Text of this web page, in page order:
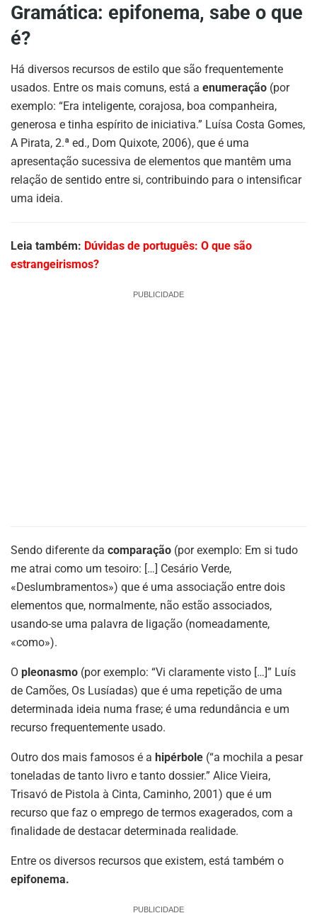
Gramática: epifonema, sabe o que
é?
Há diversos recursos de estilo que são frequentemente
usados. Entre os mais comuns, está a enumeração (por
exemplo: “Era inteligente, corajosa, boa companheira,
generosa e tinha espírito de iniciativa.” Luísa Costa Gomes,
A Pirata, 2.ª ed., Dom Quixote, 2006), que é uma
apresentação sucessiva de elementos que mantêm uma
relação de sentido entre si, contribuindo para o intensificar
uma ideia.
Leia também: Dúvidas de português: O que são
estrangeirismos?
PUBLICIDADE
Sendo diferente da comparação (por exemplo: Em si tudo
me atrai como um tesoiro: […] Cesário Verde,
«Deslumbramentos») que é uma associação entre dois
elementos que, normalmente, não estão associados,
usando-se uma palavra de ligação (nomeadamente,
«como»).
O pleonasmo (por exemplo: “Vi claramente visto […]” Luís
de Camões, Os Lusíadas) que é uma repetição de uma
determinada ideia numa frase; é uma redundância e um
recurso frequentemente usado.
Outro dos mais famosos é a hipérbole (“a mochila a pesar
toneladas de tanto livro e tanto dossier.” Alice Vieira,
Trisavó de Pistola à Cinta, Caminho, 2001) que é um
recurso que faz o emprego de termos exagerados, com a
finalidade de destacar determinada realidade.
Entre os diversos recursos que existem, está também o
epifonema.
PUBLICIDADE